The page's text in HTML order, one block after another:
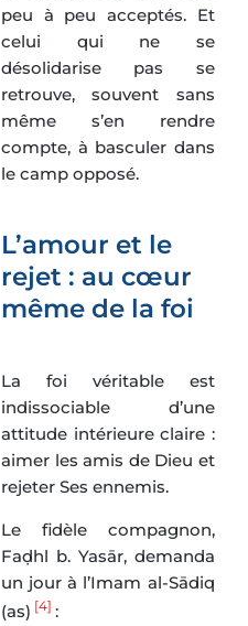
peu à peu acceptés. Et
celui qui ne se
désolidarise pas se
retrouve, souvent sans
même s’en rendre
compte, à basculer dans
le camp opposé.
L’amour et le
rejet : au cœur
même de la foi
La foi véritable est
indissociable d’une
attitude intérieure claire :
aimer les amis de Dieu et
rejeter Ses ennemis.
Le fidèle compagnon,
Faḍhl b. Yasār, demanda
un jour à l’Imam al-Sādiq
(as) [4] :